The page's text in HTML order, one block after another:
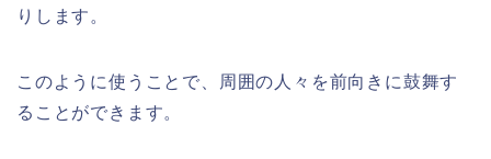
りします。
このように使うことで、周囲の人々を前向きに鼓舞す
ることができます。